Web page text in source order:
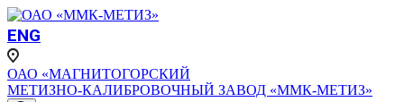
ENG
ОАО «МАГНИТОГОРСКИЙ
МЕТИЗНО-КАЛИБРОВОЧНЫЙ ЗАВОД «ММК-МЕТИЗ»